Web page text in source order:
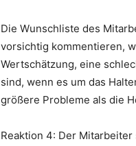
Die Wunschliste des
vorsichtig kommentieren,
Wertschätzung, eine
sind, wenn es um das
größere Probleme als die
Reaktion 4: Der